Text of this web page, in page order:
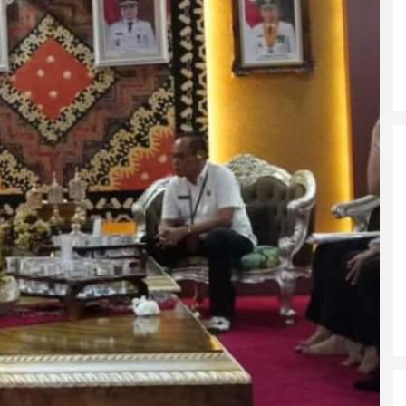
DPRD Musi Rawas Utara Gelar
Di Muratara, Politik